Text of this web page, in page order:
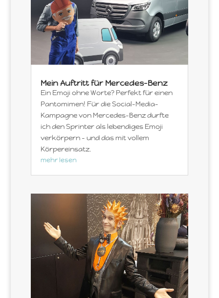
Mein Auftritt für Mercedes-Benz
Ein Emoji ohne Worte? Perfekt für einen
Pantomimen! Für die Social-Media-
Kampagne von Mercedes-Benz durfte
ich den Sprinter als lebendiges Emoji
verkörpern – und das mit vollem
Körpereinsatz.
mehr lesen